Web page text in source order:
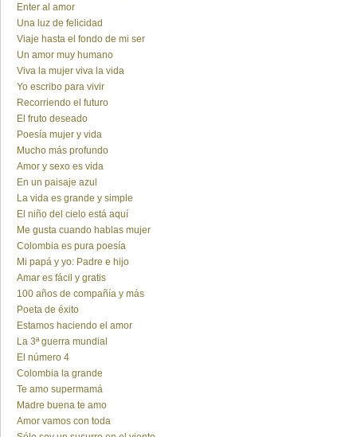
Enter al amor
Una luz de felicidad
Viaje hasta el fondo de mi ser
Un amor muy humano
Viva la mujer viva la vida
Yo escribo para vivir
Recorriendo el futuro
El fruto deseado
Poesía mujer y vida
Mucho más profundo
Amor y sexo es vida
En un paisaje azul
La vida es grande y simple
El niño del cielo está aquí
Me gusta cuando hablas mujer
Colombia es pura poesía
Mi papá y yo: Padre e hijo
Amar es fácil y gratis
100 años de compañía y más
Poeta de éxito
Estamos haciendo el amor
La 3ª guerra mundial
El número 4
Colombia la grande
Te amo supermamá
Madre buena te amo
Amor vamos con toda